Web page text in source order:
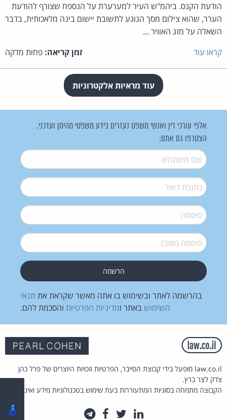
הודעת הקנס. ביהמ"ש העיר למערערת על הנספח שצורף להודעת
הערר, שהוא צילום מסך הנוגע לתשובת יישום בינה מלאכותית, בדבר
השאלה על מזג האוויר ...
קראו עוד
זמן קריאה: פחות מדקה
עוד מראיות אלקטרוניות
אלפי עורכי דין ואנשי משפט נעזרים בידע משפטי מהימן ועדכני.
הצטרפו גם אתם:
שם משתמש*
דואל*
סיסמה*
סיסמה (שוב)*
בהרשמה לאתר ובשימוש בו אתה מאשר שקראת את תנאי
השימוש באתר ומדיניות הפרטיות והסכמת להם.
law.co.il מופעל בידי קבוצת הסייבר, הפרטיות וזכויות היוצרים של פרל כהן
צדק לצר ברץ.
הקבוצה מתמחה בסוגיות המתעוררות בעת שימוש בטכנולוגיות מידע ואינטרנט.
לינקדאין
טוויטרפייסבוק